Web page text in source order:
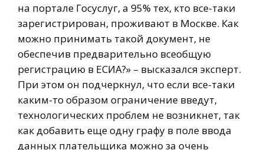
на портале Госуслуг, а 95% тех, кто все-таки
зарегистрирован, проживают в Москве. Как
можно принимать такой документ, не
обеспечив предварительно всеобщую
регистрацию в ЕСИА?» – высказался эксперт.
При этом он подчеркнул, что если все-таки
каким-то образом ограничение введут,
технологических проблем не возникнет, так
как добавить еще одну графу в поле ввода
данных плательщика можно за очень